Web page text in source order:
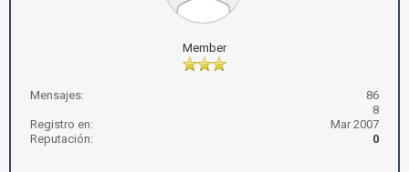
Member
Mensajes:
86
8
Registro en:
Mar 2007
Reputación:
0